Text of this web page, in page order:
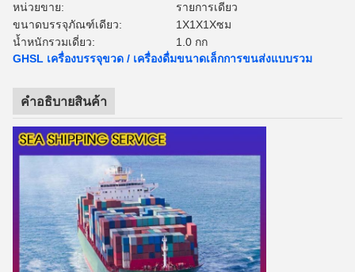
หน่วยขาย:
รายการเดียว
ขนาดบรรจุภัณฑ์เดียว:
1X1X1Xซม
น้ำหนักรวมเดี่ยว:
1.0 กก
GHSL เครื่องบรรจุขวด / เครื่องดื่มขนาดเล็กการขนส่งแบบรวม
คําอธิบายสินค้า